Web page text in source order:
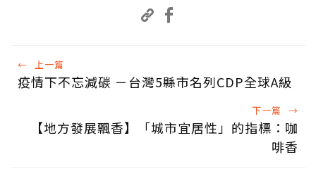
← 上一篇
疫情下不忘減碳 －台灣5縣市名列CDP全球A級
下一篇 →
【地方發展飄香】「城市宜居性」的指標：咖
啡香